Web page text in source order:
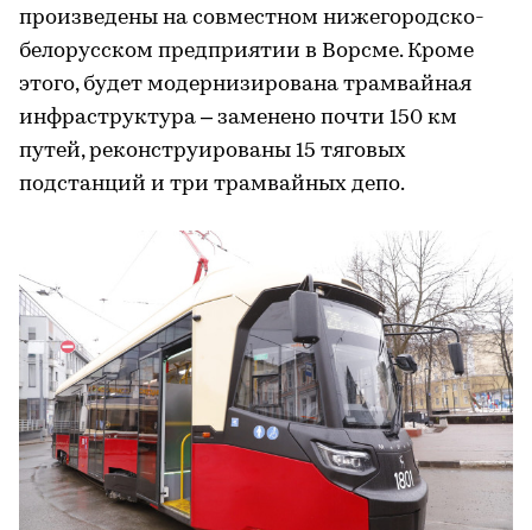
произведены на совместном нижегородско-
белорусском предприятии в Ворсме. Кроме
этого, будет модернизирована трамвайная
инфраструктура – заменено почти 150 км
путей, реконструированы 15 тяговых
подстанций и три трамвайных депо.